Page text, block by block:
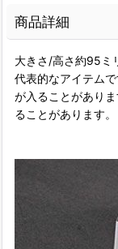
商品詳細
大きさ/高さ約95ミ
代表的なアイテム
が入ることがあり
ることがあります。